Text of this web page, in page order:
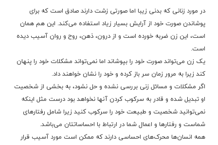
در مورد زنانی که بدنی زیبا اما صورتی زشت دارند صادق است که برای
پوشاندن صورت خود از آرایش بسیار زیاد استفاده می‌کند. این هم همان
است، این زن ضربه خورده است و از درون، ذهن، روح و روان آسیب دیده
است.
یک زن می‌تواند صورت خود را بپوشاند اما نمی‌تواند مشکلات خود را پنهان
کند زیرا به مرور زمان سر باز کرده و خود را نشان خواهند داد.
اگر مشکلات و مسائل زنی بررسی نشده و حل نشود، به بخشی از شخصیت
او تبدیل شده و قادر به سرکوب کردن آنها نخواهد بود درست مثل اینکه
نمی‌توانید شخصیت و طبیعت خود را سرکوب کنید زیرا شامل رفتارهای
شماست و رفتارها و اعمال شما در ارتباط با احساساتتان می‌باشد.
همه انسان‌ها محرک‌های احساسی دارند که ممکن است مورد آسیب قرار